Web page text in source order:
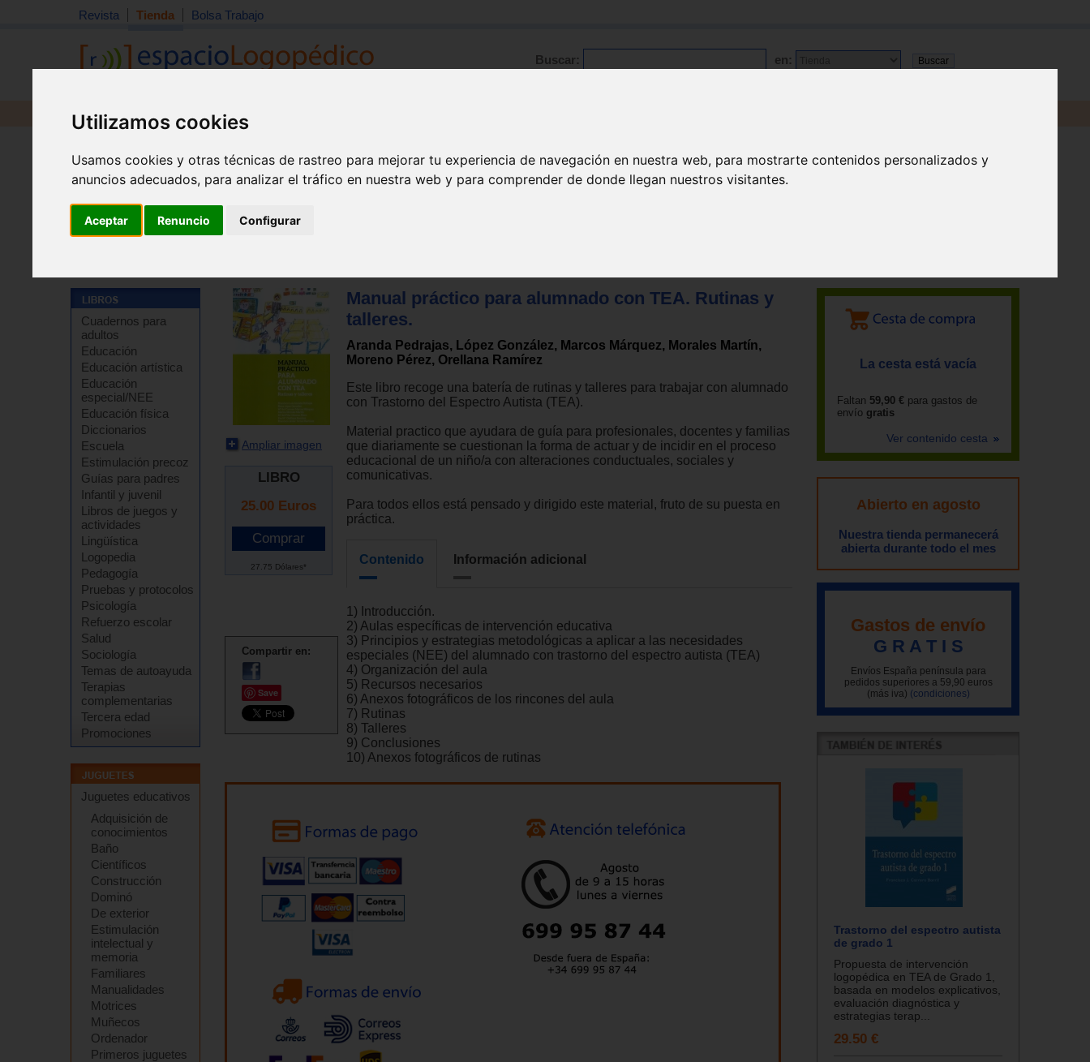
Utilizamos cookies
Usamos cookies y otras técnicas de rastreo para mejorar tu experiencia de navegación en nuestra web, para mostrarte contenidos personalizados y
anuncios adecuados, para analizar el tráfico en nuestra web y para comprender de donde llegan nuestros visitantes.
Aceptar Renuncio Configurar
Revista Tienda Bolsa Trabajo
Buscar: en:
Revista Libros Material
Cuadernos para
adultos
Educación
Educación artística
Educación
especial/NEE
Educación física
Diccionarios
Escuela
Estimulación precoz
Guías para padres
Infantil y juvenil
Libros de juegos y
actividades
Lingüística
Logopedia
Pedagogía
Pruebas y protocolos
Psicología
Refuerzo escolar
Salud
Sociología
Temas de autoayuda
Terapias
complementarias
Tercera edad
Promociones
Juguetes educativos
Adquisición de
conocimientos
Baño
Científicos
Construcción
Dominó
De exterior
Estimulación
intelectual y
memoria
Familiares
Manualidades
Motrices
Muñecos
Ordenador
Primeros juguetes
Ampliar imagen
LIBRO
25.00 Euros
27.75 Dólares*
Compartir en:
Save
Manual práctico para alumnado con TEA. Rutinas y
talleres.
Aranda Pedrajas, López González, Marcos Márquez, Morales Martín,
Moreno Pérez, Orellana Ramírez
Este libro recoge una batería de rutinas y talleres para trabajar con alumnado
con Trastorno del Espectro Autista (TEA).
Material practico que ayudara de guía para profesionales, docentes y familias
que diariamente se cuestionan la forma de actuar y de incidir en el proceso
educacional de un niño/a con alteraciones conductuales, sociales y
comunicativas.
Para todos ellos está pensado y dirigido este material, fruto de su puesta en
práctica.
Contenido Información adicional
1) Introducción.
2) Aulas específicas de intervención educativa
3) Principios y estrategias metodológicas a aplicar a las necesidades
especiales (NEE) del alumnado con trastorno del espectro autista (TEA)
4) Organización del aula
5) Recursos necesarios
6) Anexos fotográficos de los rincones del aula
7) Rutinas
8) Talleres
9) Conclusiones
10) Anexos fotográficos de rutinas
La cesta está vacía
Faltan 59,90 € para gastos de
envío gratis
Ver contenido cesta
Abierto en agosto
Nuestra tienda permanecerá
abierta durante todo el mes
Gastos de envío
G R A T I S
Envíos España península para
pedidos superiores a 59,90 euros
(más iva) (condiciones)
Trastorno del espectro autista
de grado 1
Propuesta de intervención
logopédica en TEA de Grado 1,
basada en modelos explicativos,
evaluación diagnóstica y
estrategias terap...
29.50 €